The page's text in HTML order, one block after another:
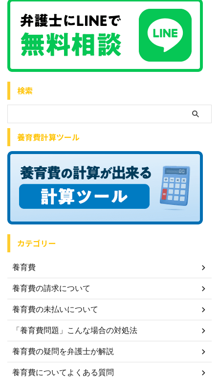
検索
養育費計算ツール
カテゴリー
養育費
養育費の請求について
養育費の未払いについて
「養育費問題」こんな場合の対処法
養育費の疑問を弁護士が解説
養育費についてよくある質問